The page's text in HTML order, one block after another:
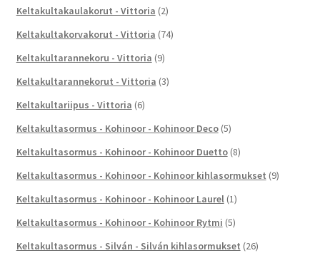
Keltakultakaulakorut - Vittoria (2)
Keltakultakorvakorut - Vittoria (74)
Keltakultarannekoru - Vittoria (9)
Keltakultarannekorut - Vittoria (3)
Keltakultariipus - Vittoria (6)
Keltakultasormus - Kohinoor - Kohinoor Deco (5)
Keltakultasormus - Kohinoor - Kohinoor Duetto (8)
Keltakultasormus - Kohinoor - Kohinoor kihlasormukset (9)
Keltakultasormus - Kohinoor - Kohinoor Laurel (1)
Keltakultasormus - Kohinoor - Kohinoor Rytmi (5)
Keltakultasormus - Silván - Silván kihlasormukset (26)